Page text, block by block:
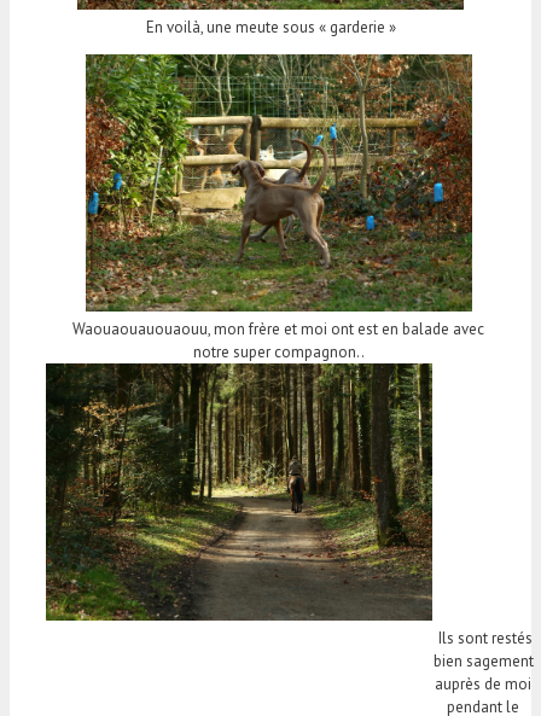
En voilà, une meute sous « garderie »
Waouaouauouaouu, mon frère et moi ont est en balade avec
notre super compagnon..
Ils sont restés
bien sagement
auprès de moi
pendant le